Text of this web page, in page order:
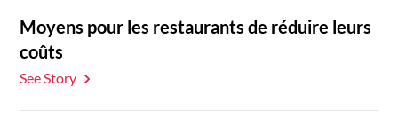
Moyens pour les restaurants de réduire leurs
coûts
See Story